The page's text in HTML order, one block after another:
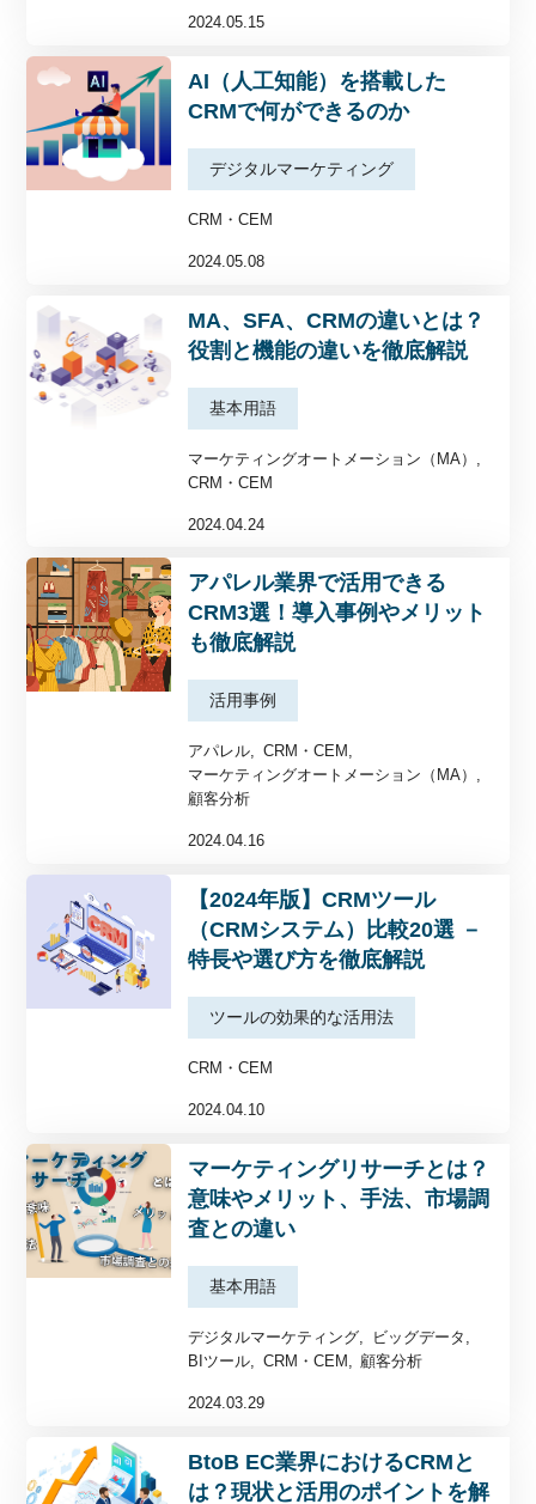
2024.05.15
AI（人工知能）を搭載した
CRMで何ができるのか
デジタルマーケティング
CRM・CEM
2024.05.08
MA、SFA、CRMの違いとは？
役割と機能の違いを徹底解説
基本用語
マーケティングオートメーション（MA）
CRM・CEM
2024.04.24
アパレル業界で活用できる
CRM3選！導入事例やメリット
も徹底解説
活用事例
アパレル
CRM・CEM
マーケティングオートメーション（MA）
顧客分析
2024.04.16
【2024年版】CRMツール
（CRMシステム）比較20選 －
特長や選び方を徹底解説
ツールの効果的な活用法
CRM・CEM
2024.04.10
マーケティングリサーチとは？
意味やメリット、手法、市場調
査との違い
基本用語
デジタルマーケティング
ビッグデータ
BIツール
CRM・CEM 顧客分析
2024.03.29
BtoB EC業界におけるCRMと
は？現状と活用のポイントを解